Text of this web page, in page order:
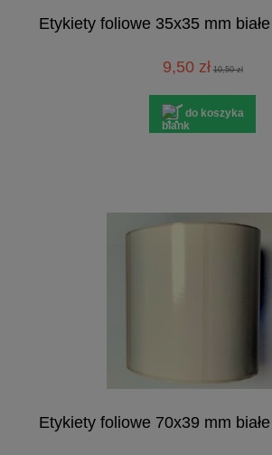
Etykiety foliowe 35x35 mm
9,50 zł 10,50 zł
do koszyka
Etykiety foliowe 70x39 mm